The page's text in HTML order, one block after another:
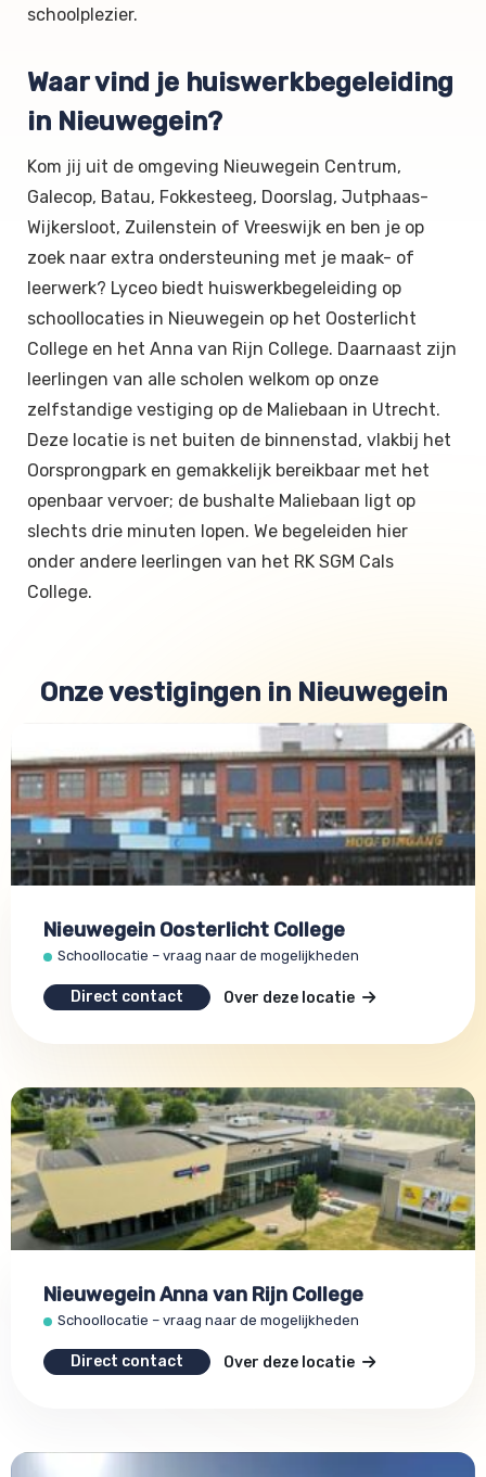
schoolplezier.
Waar vind je huiswerkbegeleiding
in Nieuwegein?
Kom jij uit de omgeving Nieuwegein Centrum,
Galecop, Batau, Fokkesteeg, Doorslag, Jutphaas-
Wijkersloot, Zuilenstein of Vreeswijk en ben je op
zoek naar extra ondersteuning met je maak- of
leerwerk? Lyceo biedt huiswerkbegeleiding op
schoollocaties in Nieuwegein op het Oosterlicht
College en het Anna van Rijn College. Daarnaast zijn
leerlingen van alle scholen welkom op onze
zelfstandige vestiging op de Maliebaan in Utrecht.
Deze locatie is net buiten de binnenstad, vlakbij het
Oorsprongpark en gemakkelijk bereikbaar met het
openbaar vervoer; de bushalte Maliebaan ligt op
slechts drie minuten lopen. We begeleiden hier
onder andere leerlingen van het RK SGM Cals
College.
Onze vestigingen in Nieuwegein
Nieuwegein Oosterlicht College
Schoollocatie – vraag naar de mogelijkheden
Direct contact Over deze locatie
Nieuwegein Anna van Rijn College
Schoollocatie – vraag naar de mogelijkheden
Direct contact Over deze locatie